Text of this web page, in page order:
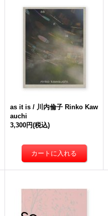
as it is / 川内倫子 Rinko Kaw
auchi
3,300円(税込)